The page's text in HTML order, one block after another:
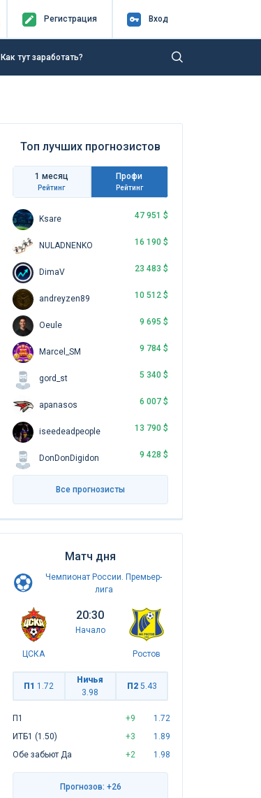
Регистрация Вход
Как тут заработать?
Топ лучших прогнозистов
1 месяц
Рейтинг
Профи
Рейтинг
Ksare 47 951 $
NULADNENKO 16 190 $
DimaV 23 483 $
andreyzen89 10 512 $
Oeule 9 695 $
Marcel_SM 9 784 $
gord_st 5 340 $
apanasos 6 007 $
iseedeadpeople 13 790 $
DonDonDigidon 9 428 $
Все прогнозисты
Матч дня
Чемпионат России. Премьер-
лига
ЦСКА
20:30
Начало
Ростов
П1 1.72
Ничья
3.98
П2 5.43
П1 +9
1.72
ИТБ1 (1.50)
+3
1.89
Обе забьют Да
+2 1.98
Прогнозов: +26